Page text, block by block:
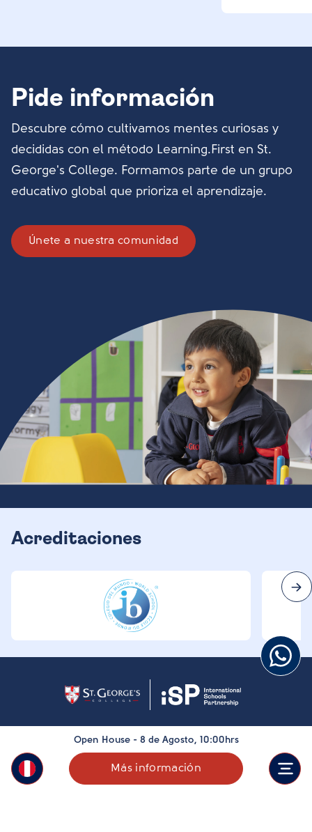
Open House - 8 de Agosto, 10:00hrs
Más información
Pide información
Descubre cómo cultivamos mentes curiosas y
decididas con el método Learning.First en St.
George's College. Formamos parte de un grupo
educativo global que prioriza el aprendizaje.
Únete a nuestra comunidad
Acreditaciones